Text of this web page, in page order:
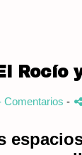
Rocío
Comentarios -